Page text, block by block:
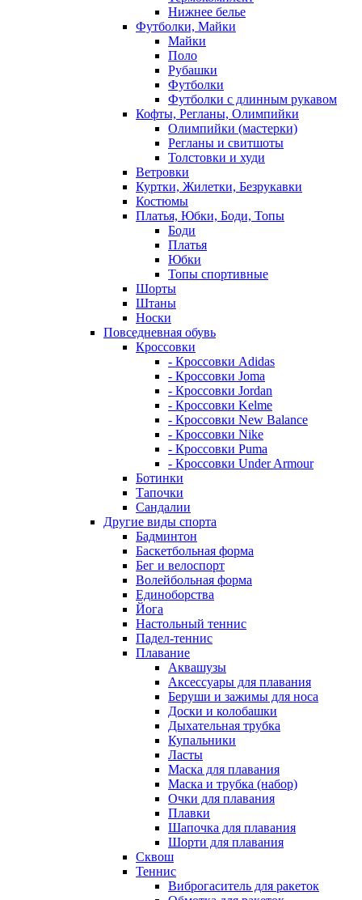
Нижнее белье
Футболки, Майки
Майки
Поло
Рубашки
Футболки
Футболки с длинным рукавом
Кофты, Регланы, Олимпийки
Олимпийки (мастерки)
Регланы и свитшоты
Толстовки и худи
Ветровки
Куртки, Жилетки, Безрукавки
Костюмы
Платья, Юбки, Боди, Топы
Боди
Платья
Юбки
Топы спортивные
Шорты
Штаны
Носки
Повседневная обувь
Кроссовки
- Кроссовки Adidas
- Кроссовки Joma
- Кроссовки Jordan
- Кроссовки Kelme
- Кроссовки New Balance
- Кроссовки Nike
- Кроссовки Puma
- Кроссовки Under Armour
Ботинки
Тапочки
Сандалии
Другие виды спорта
Бадминтон
Баскетбольная форма
Бег и велоспорт
Волейбольная форма
Единоборства
Йога
Настольный теннис
Падел-теннис
Плавание
Аквашузы
Аксессуары для плавания
Беруши и зажимы для носа
Доски и колобашки
Дыхательная трубка
Купальники
Ласты
Маска для плавания
Маска и трубка (набор)
Очки для плавания
Плавки
Шапочка для плавания
Шорти для плавания
Сквош
Теннис
Виброгаситель для ракеток